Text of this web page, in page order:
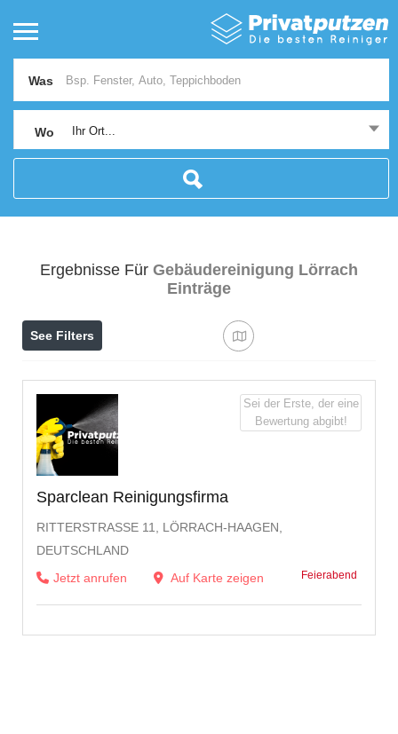
Was
Wo Ihr Ort...
Ergebnisse Für Gebäudereinigung Lörrach
Einträge
See Filters
Sparclean Reinigungsfirma
RITTERSTRASSE 11, LÖRRACH-HAAGEN, D
EUTSCHLAND
Jetzt anrufen
Auf Karte zeigen Feierabend
Sei der Erste, der eine
Bewertung abgibt!